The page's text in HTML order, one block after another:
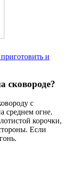
и
сковороде?
с
среднем огне.
корочки,
Если